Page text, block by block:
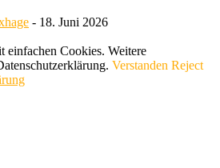
- 18. Juni 2026
einfachen Cookies. Weitere
Verstanden Reject